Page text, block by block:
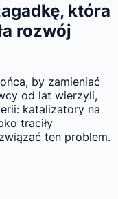
która
rozwój
by zamieniać
od lat wierzyli,
katalizatory na
traciły
ten problem.